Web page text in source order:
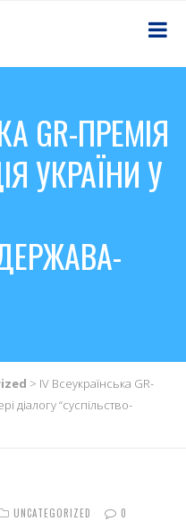
GR-ПРЕМІЯ
УКРАЇНИ У
> IV Всеукраїнська GR-
діалогу “суспільство-
UNCATEGORIZED 0